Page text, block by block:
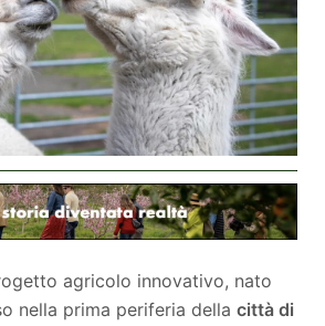
agricolo innovativo, nato
nella prima periferia della città di